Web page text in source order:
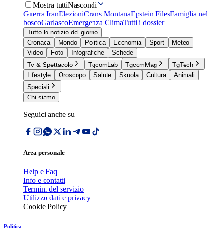
Mostra tuttiNascondi
Guerra IranElezioniCrans MontanaEpstein FilesFamiglia nel
boscoGarlascoEmergenza ClimaTutti i dossier
Tutte le notizie del giorno
Cronaca
Mondo Politica Economia Sport
Meteo
Video
Foto Infografiche
Schede
Tv & Spettacolo
TgcomLab TgcomMag
TgTech
Lifestyle
Oroscopo Salute Skuola Cultura
Animali
Speciali
Chi siamo
Seguici anche su
Area personale
Help e Faq
Info e contatti
Termini del servizio
Utilizzo dati e privacy
Cookie Policy
Politica